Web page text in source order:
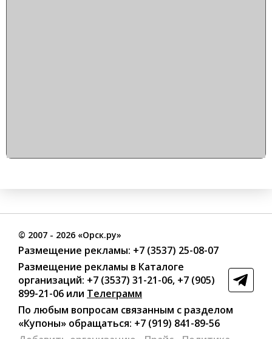
© 2007 - 2026 «Орск.ру»
Размещение рекламы: +7 (3537) 25-08-07
Размещение рекламы в Каталоге
организаций: +7 (3537) 31-21-06, +7 (905)
899-21-06 или Телеграмм
По любым вопросам связанным с разделом
«Купоны» обращаться: +7 (919) 841-89-56